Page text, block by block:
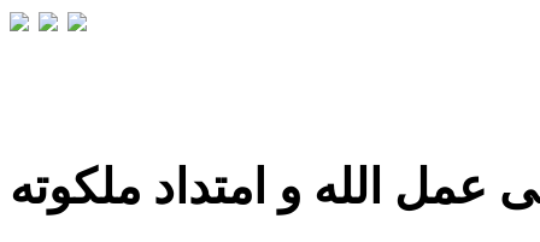
عمل الله و امتداد ملكوته